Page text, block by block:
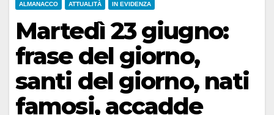
ALMANACCO ATTUALITÀ IN EVIDENZA
Martedì 23 giugno:
frase del giorno,
santi del giorno, nati
famosi, accadde